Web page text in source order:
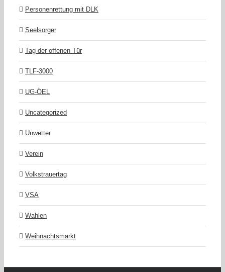
Personenrettung mit DLK
Seelsorger
Tag der offenen Tür
TLF-3000
UG-ÖEL
Uncategorized
Unwetter
Verein
Volkstrauertag
VSA
Wahlen
Weihnachtsmarkt